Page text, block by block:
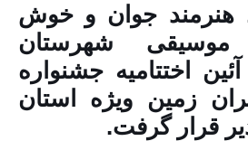
هنرمند جوان و خوش
موسیقی شهرستان
اختتامیه جشنواره
زمین ویژه استان
قرار گرفت.